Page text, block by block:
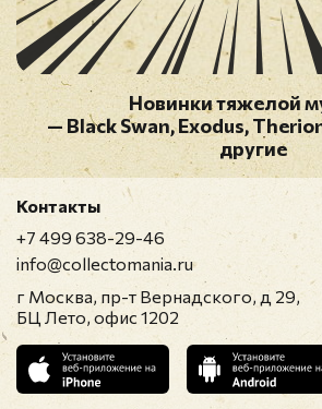
Новинки тяжелой
— Black Swan, Exodus,
другие
Контакты
+7 499 638-29-46
info@collectomania.ru
г Москва, пр-т Вернадского, д 29,
БЦ Лето, офис 1202